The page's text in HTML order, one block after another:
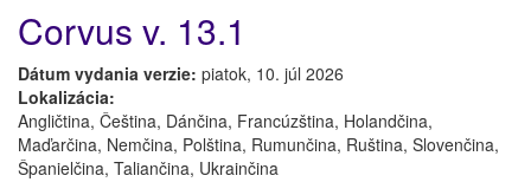
Corvus v. 13.1
Dátum vydania verzie: piatok, 10. júl 2026
Lokalizácia:
Angličtina, Čeština, Dánčina, Francúzština, Holandčina,
Maďarčina, Nemčina, Polština, Rumunčina, Ruština, Slovenčina,
Španielčina, Taliančina, Ukrainčina